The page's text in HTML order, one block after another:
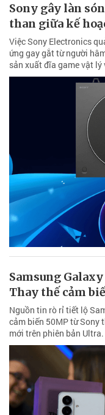
Sony gây làn
than giữa kế
Việc Sony Electronics
ứng gay gắt từ người
sản xuất đĩa game vật lý
Samsung
Thay thế cảm
Nguồn tin rò rỉ tiết lộ
cảm biến 50MP từ Sony
mới trên phiên bản Ultra.